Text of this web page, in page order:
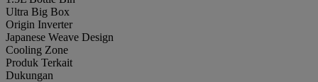
Ultra Big Box
Origin Inverter
Japanese Weave Design
Cooling Zone
Produk Terkait
Dukungan